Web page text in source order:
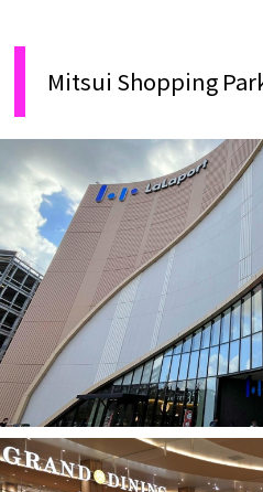
Mitsui Shopping